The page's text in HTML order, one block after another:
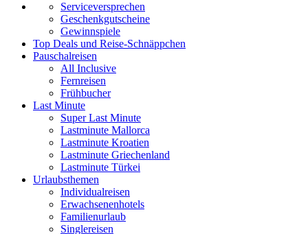
Serviceversprechen
Geschenkgutscheine
Gewinnspiele
Top Deals und Reise-Schnäppchen
Pauschalreisen
All Inclusive
Fernreisen
Frühbucher
Last Minute
Super Last Minute
Lastminute Mallorca
Lastminute Kroatien
Lastminute Griechenland
Lastminute Türkei
Urlaubsthemen
Individualreisen
Erwachsenenhotels
Familienurlaub
Singlereisen